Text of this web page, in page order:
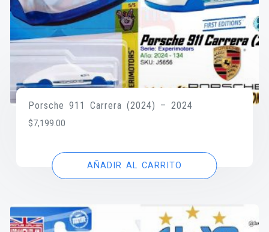
Porsche 911 Carrera (2024) – 2024
$7,199.00
AÑADIR AL CARRITO